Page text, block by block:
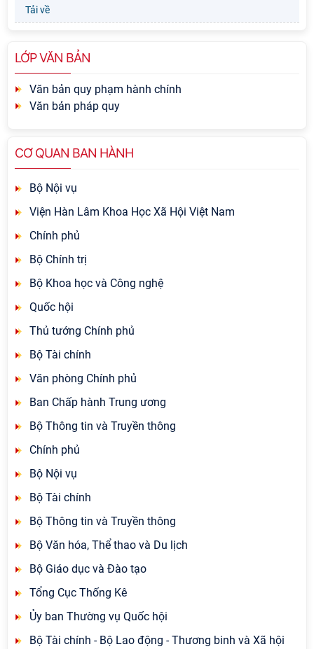
Tải về
LỚP VĂN BẢN
Văn bản quy phạm hành chính
Văn bản pháp quy
CƠ QUAN BAN HÀNH
Bộ Nội vụ
Viện Hàn Lâm Khoa Học Xã Hội Việt Nam
Chính phủ
Bộ Chính trị
Bộ Khoa học và Công nghệ
Quốc hội
Thủ tướng Chính phủ
Bộ Tài chính
Văn phòng Chính phủ
Ban Chấp hành Trung ương
Bộ Thông tin và Truyền thông
Chính phủ
Bộ Nội vụ
Bộ Tài chính
Bộ Thông tin và Truyền thông
Bộ Văn hóa, Thể thao và Du lịch
Bộ Giáo dục và Đào tạo
Tổng Cục Thống Kê
Ủy ban Thường vụ Quốc hội
Bộ Tài chính - Bộ Lao động - Thương binh và Xã hội